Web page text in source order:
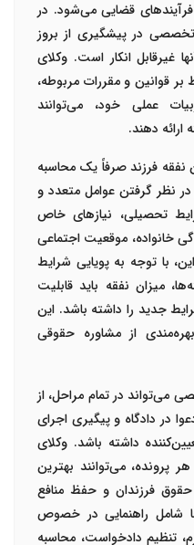
قضایی می‌شود. در
در پیشگیری از بروز
غیرقابل انکار است. وکلای
قوانین و مقررات مربوطه،
عملی خود، می‌توانند
ارائه دهند.
نفقه فرزند صرفاً یک محاسبه
نظر گرفتن عوامل متعدد و
تحصیلی، نیازهای خاص
خانواده، موقعیت اجتماعی
با توجه به پویایی شرایط
میزان نفقه باید قابلیت
جدید را داشته باشد. این
از مشاوره حقوقی
می‌تواند در تمام مراحل، از
در دادگاه و پیگیری اجرای
داشته باشد. وکلای
می‌توانند بهترین
حقوق فرزندان و حفظ منافع
شامل راهنمایی در خصوص
تنظیم دادخواست، محاسبه